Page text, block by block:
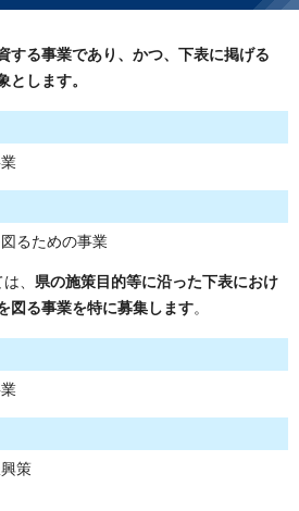
する事業であり、かつ、 下表に掲げる
とします。
るための事業
、 県の施策目的等に沿った下表におけ
図る事業を特に募集します。
策